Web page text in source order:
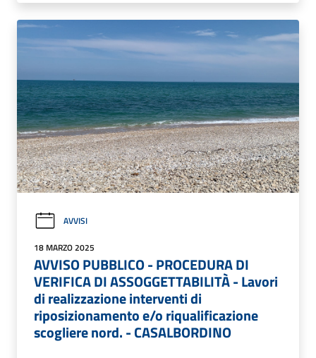
AVVISI
18 MARZO 2025
AVVISO PUBBLICO - PROCEDURA DI
VERIFICA DI ASSOGGETTABILITÀ - Lavori
di realizzazione interventi di
riposizionamento e/o riqualificazione
scogliere nord. - CASALBORDINO